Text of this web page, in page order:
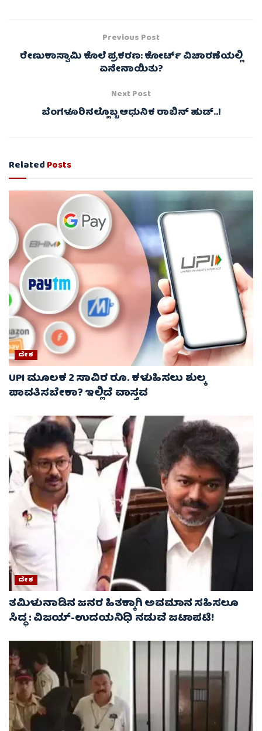
Previous Post
ರೇಣುಕಾಸ್ವಾಮಿ ಕೊಲೆ ಪ್ರಕರಣ: ಕೋರ್ಟ್ ವಿಚಾರಣೆಯಲ್ಲಿ
ಏನೇನಾಯಿತು?
Next Post
ಬೆಂಗಳೂರಿನಲ್ಲೊಬ್ಬ ಆಧುನಿಕ ರಾಬಿನ್ ಹುಡ್..!
RelatedPosts
ದೇಶ
UPI ಮೂಲಕ 2 ಸಾವಿರ ರೂ. ಕಳುಹಿಸಲು ಶುಲ್ಕ
ಪಾವತಿಸಬೇಕಾ? ಇಲ್ಲಿದೆ ವಾಸ್ತವ
ದೇಶ
ತಮಿಳುನಾಡಿನ ಜನರ ಹಿತಕ್ಕಾಗಿ ಅವಮಾನ ಸಹಿಸಲೂ
ಸಿದ್ಧ : ವಿಜಯ್‌-ಉದಯನಿಧಿ ನಡುವೆ ಜಟಾಪಟಿ!